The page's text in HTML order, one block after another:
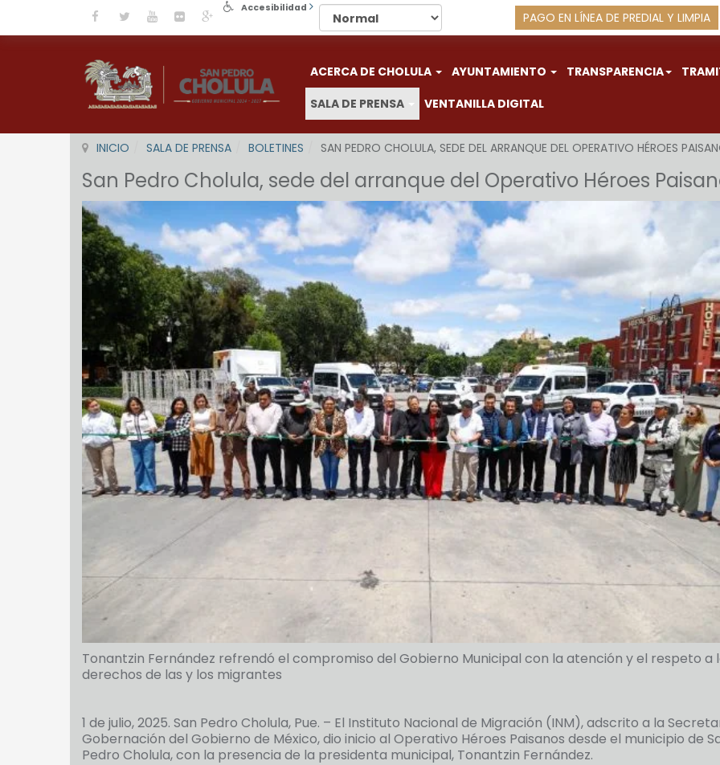
Accesibilidad
PAGO EN LÍNEA DE PREDIAL Y LIMPIA
ACERCA DE CHOLULA AYUNTAMIENTO TRANSPARENCIA
SALA DE PRENSA
VENTANILLA DIGITAL
INICIO SALA DE PRENSA BOLETINES SAN PEDRO CHOLULA, SEDE DEL ARRANQUE DEL OPERATIVO HÉROES
San Pedro Cholula, sede del arranque del Operativo Héroes
Tonantzin Fernández refrendó el compromiso del Gobierno Municipal con la atención y el respeto a
derechos de las y los migrantes
1 de julio, 2025. San Pedro Cholula, Pue. – El Instituto Nacional de Migración (INM), adscrito a la
Gobernación del Gobierno de México, dio inicio al Operativo Héroes Paisanos desde el municipio de
Pedro Cholula, con la presencia de la presidenta municipal, Tonantzin Fernández.